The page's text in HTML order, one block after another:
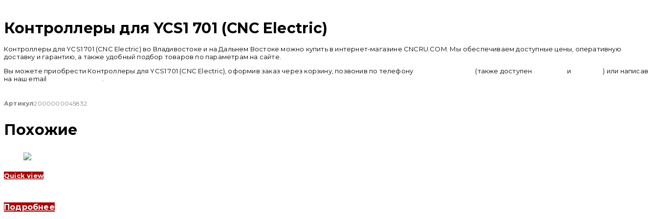
Контроллеры для YCS1 701 (CNC Electric)
Контроллеры для YCS1 701 (CNC Electric) во Владивостоке и на Дальнем Востоке можно купить в интернет-магазине CNCRU.COM. Мы обеспечиваем доступные цены, оперативную
доставку и гарантию, а также удобный подбор товаров по параметрам на сайте.
Вы можете приобрести Контроллеры для YCS1 701 (CNC Electric), оформив заказ через корзину, позвонив по телефону
(также доступен и telegram) или написав
на наш email
Артикул2000000045832
Похожие
Quick view
Подробнее